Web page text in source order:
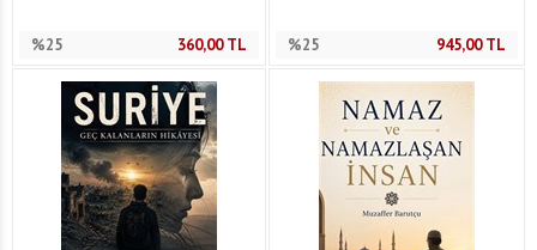
%25 360,00TL %25 945,00TL